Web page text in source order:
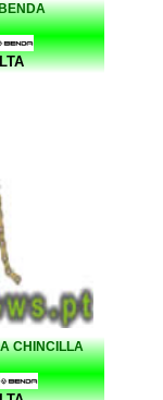
CHINCILLA